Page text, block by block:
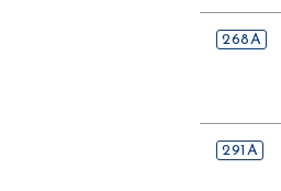
268A
291A